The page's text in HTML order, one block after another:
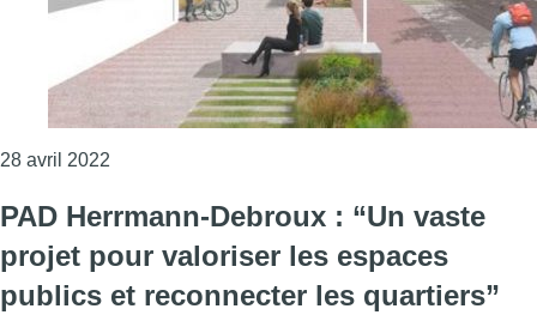
28 avril 2022
PAD Herrmann-Debroux : “Un vaste
projet pour valoriser les espaces
publics et reconnecter les quartiers”